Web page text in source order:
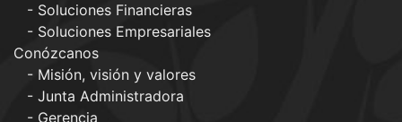
Soluciones Financieras
Soluciones Empresariales
Conózcanos
Misión, visión y valores
Junta Administradora
Gerencia